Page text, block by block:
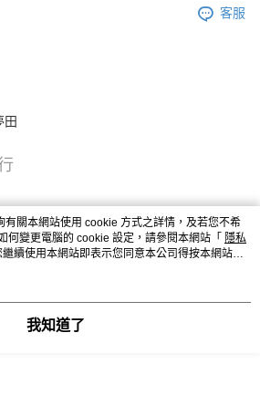
客服
田
關本網站使用 cookie 方式之詳情，及若您不希
何變更電腦的 cookie 設定，請參閱本網站「 隱私
續使用本網站即表示您同意本公司得按本網站使
。
我知道了